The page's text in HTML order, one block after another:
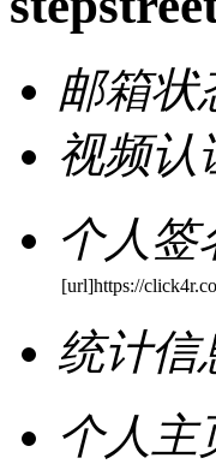
邮箱状
视频认
个人签
[url]https://
统计信
个人主